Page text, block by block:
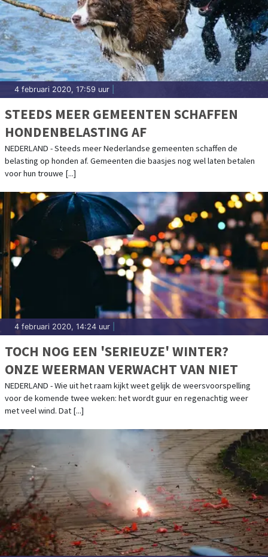
4 februari 2020, 17:59 uur
STEEDS MEER GEMEENTEN SCHAFFEN
HONDENBELASTING AF
NEDERLAND - Steeds meer Nederlandse gemeenten schaffen de
belasting op honden af. Gemeenten die baasjes nog wel laten betalen
voor hun trouwe [...]
4 februari 2020, 14:24 uur
TOCH NOG EEN 'SERIEUZE' WINTER?
ONZE WEERMAN VERWACHT VAN NIET
NEDERLAND - Wie uit het raam kijkt weet gelijk de weersvoorspelling
voor de komende twee weken: het wordt guur en regenachtig weer
met veel wind. Dat [...]